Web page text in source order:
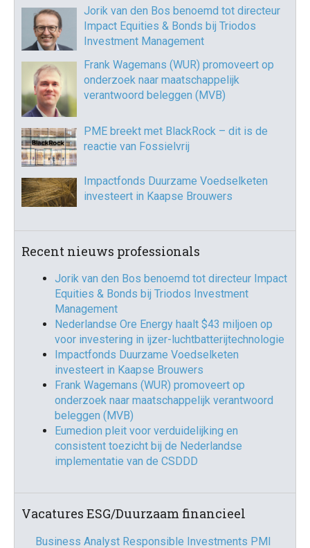
Jorik van den Bos benoemd tot directeur
Impact Equities & Bonds bij Triodos
Investment Management
Frank Wagemans (WUR) promoveert op
onderzoek naar maatschappelijk
verantwoord beleggen (MVB)
PME breekt met BlackRock – dit is de
reactie van Fossielvrij
Impactfonds Duurzame Voedselketen
investeert in Kaapse Brouwers
Recent nieuws professionals
Jorik van den Bos benoemd tot directeur Impact
Equities & Bonds bij Triodos Investment
Management
Nederlandse Ore Energy haalt $43 miljoen op
voor investering in ijzer-luchtbatterijtechnologie
Impactfonds Duurzame Voedselketen
investeert in Kaapse Brouwers
Frank Wagemans (WUR) promoveert op
onderzoek naar maatschappelijk verantwoord
beleggen (MVB)
Eumedion pleit voor verduidelijking en
consistent toezicht bij de Nederlandse
implementatie van de CSDDD
Vacatures ESG/Duurzaam financieel
Business Analyst Responsible Investments PMI